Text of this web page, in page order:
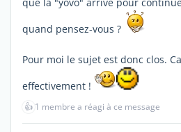
quand pensez-vous ?
Pour moi le sujet est donc clos.
effectivement !
👍 1 membre a réagi à ce message